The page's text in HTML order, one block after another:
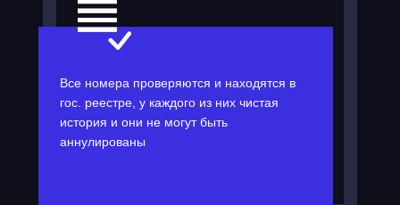
Все номера проверяются и находятся в
гос. реестре, у каждого из них чистая
история и они не могут быть
аннулированы